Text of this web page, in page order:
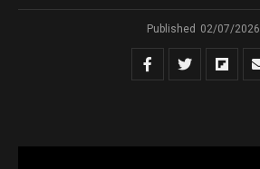
Published 02/07/2026